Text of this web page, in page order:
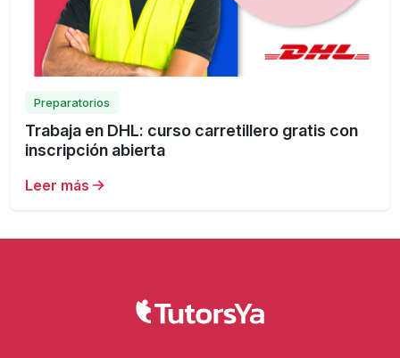
Preparatorios
Trabaja en DHL: curso carretillero gratis con
inscripción abierta
Leer más